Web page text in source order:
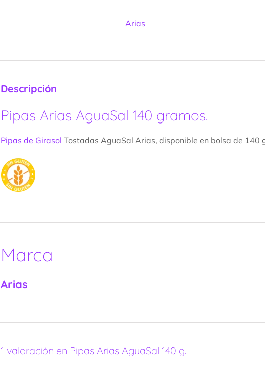
Arias
Descripción
Pipas Arias AguaSal 140 gramos.
Pipas de Girasol Tostadas AguaSal Arias, disponible en bolsa de 140
Marca
Arias
1 valoración en Pipas Arias AguaSal 140 g.